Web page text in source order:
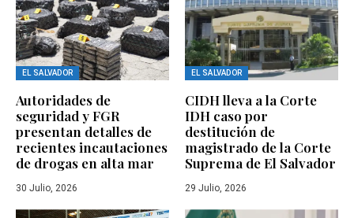
EL SALVADOR
Autoridades de
seguridad y FGR
presentan detalles de
recientes incautaciones
de drogas en alta mar
30 Julio, 2026
EL SALVADOR
CIDH lleva a la Corte
IDH caso por
destitución de
magistrado de la Corte
Suprema de El Salvador
29 Julio, 2026